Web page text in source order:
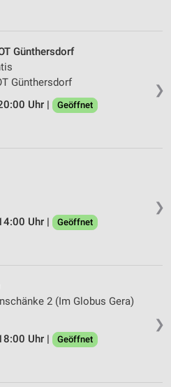
❯
Günthersdorf
Günthersdorf
Uhr |
Geöffnet
❯
Uhr |
Geöffnet
❯
2 (Im Globus Gera)
Uhr |
Geöffnet